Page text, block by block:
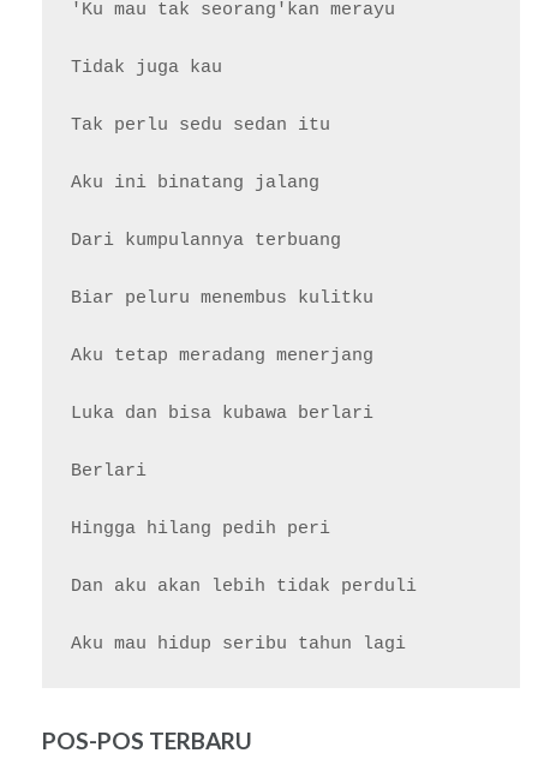
'Ku mau tak seorang'kan merayu
Tidak juga kau
Tak perlu sedu sedan itu
Aku ini binatang jalang
Dari kumpulannya terbuang
Biar peluru menembus kulitku
Aku tetap meradang menerjang
Luka dan bisa kubawa berlari
Berlari
Hingga hilang pedih peri
Dan aku akan lebih tidak perduli
POS-POS TERBARU